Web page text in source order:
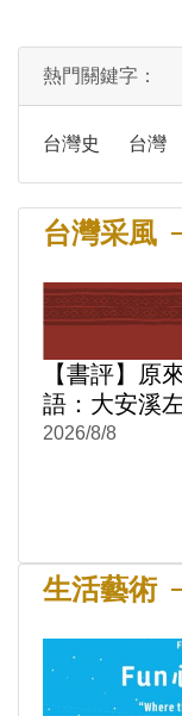
熱門關鍵字：
台灣史 台灣
台灣采風
【書評】原
語：大安溪
2026/8/8
生活藝術